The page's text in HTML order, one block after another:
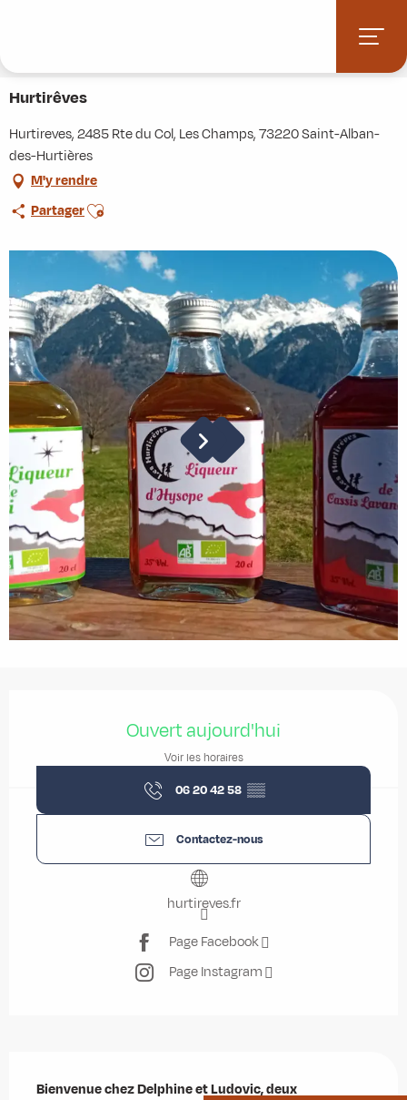
principal
Hurtirêves
Hurtireves, 2485 Rte du Col, Les Champs, 73220 Saint-Alban-
des-Hurtières
M'y rendre
PartagerAjouter aux favoris
Ouvert aujourd'hui
Voir les horaires
06 20 42 58 ▒▒
Contactez-nous
hurtireves.fr
Page Facebook
Page Instagram
Bienvenue chez Delphine et Ludovic, deux